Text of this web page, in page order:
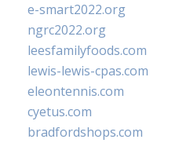
e-smart2022.org
ngrc2022.org
leesfamilyfoods.com
lewis-lewis-cpas.com
eleontennis.com
cyetus.com
bradfordshops.com